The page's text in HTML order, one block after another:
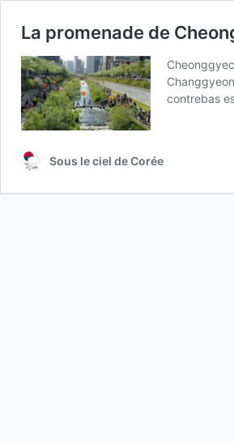
La promenade de
contrebas
Sous le ciel de Corée